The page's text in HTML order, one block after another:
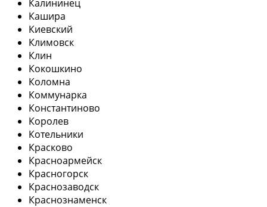
Калининец
Кашира
Киевский
Климовск
Клин
Кокошкино
Коломна
Коммунарка
Константиново
Королев
Котельники
Красково
Красноармейск
Красногорск
Краснозаводск
Краснознаменск